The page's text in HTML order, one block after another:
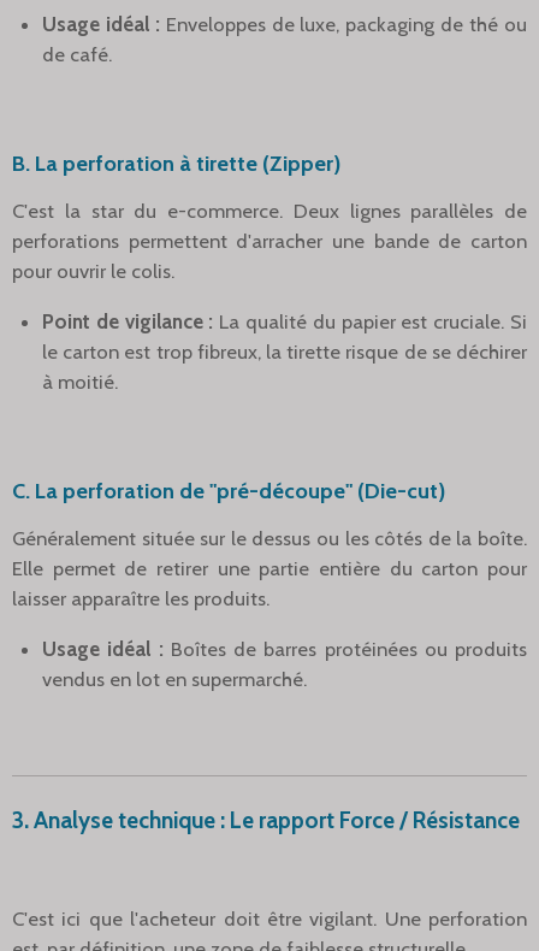
Usage idéal : Enveloppes de luxe, packaging de thé ou
de café.
B. La perforation à tirette (Zipper)
C'est la star du e-commerce. Deux lignes parallèles de
perforations permettent d'arracher une bande de carton
pour ouvrir le colis.
Point de vigilance : La qualité du papier est cruciale. Si
le carton est trop fibreux, la tirette risque de se déchirer
à moitié.
C. La perforation de "pré-découpe" (Die-cut)
Généralement située sur le dessus ou les côtés de la boîte.
Elle permet de retirer une partie entière du carton pour
laisser apparaître les produits.
Usage idéal : Boîtes de barres protéinées ou produits
vendus en lot en supermarché.
3. Analyse technique : Le rapport Force / Résistance
C'est ici que l'acheteur doit être vigilant. Une perforation